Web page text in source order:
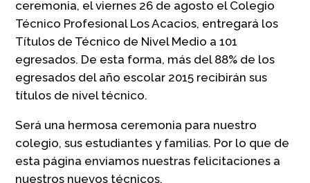
ceremonia, el viernes 26 de agosto el Colegio
Técnico Profesional Los Acacios, entregará los
Títulos de Técnico de Nivel Medio a 101
egresados. De esta forma, más del 88% de los
egresados del año escolar 2015 recibirán sus
títulos de nivel técnico.
Será una hermosa ceremonia para nuestro
colegio, sus estudiantes y familias. Por lo que de
esta página enviamos nuestras felicitaciones a
nuestros nuevos técnicos.